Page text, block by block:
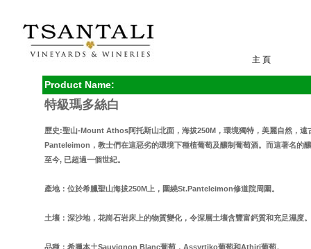
主 頁
Product Name:
特級瑪多絲白
歷史:聖山-Mount Athos阿托斯山北面，海拔250M，環境獨特，美麗自然，遠
Panteleimon，教士們在這惡劣的環境下種植葡萄及釀制葡萄酒。而這著名的
至今, 已超過一個世紀。
產地：位於希臘聖山海拔250M上，圍繞St.Panteleimon修道院周圍。
土壤：深沙地，花崗石岩床上的物質變化，令深層土壤含豐富鈣質和充足濕度。
品種：希臘本土Sauvignon Blanc葡萄，Assyrtiko葡萄和Athiri葡萄。